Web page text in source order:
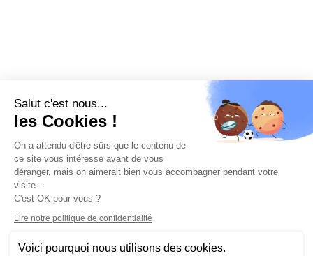
Salut c'est nous...
les Cookies !
On a attendu d'être sûrs que le contenu de
ce site vous intéresse avant de vous
déranger, mais on aimerait bien vous accompagner pendant votre
visite...
C'est OK pour vous ?
Lire notre politique de confidentialité
Voici pourquoi nous utilisons des cookies.